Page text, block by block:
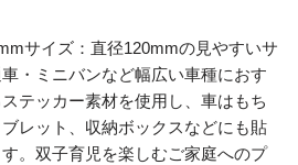
サイズ：直径120mmの見やすいサ
・ミニバンなど幅広い車種におす
テッカー素材を使用し、車はもち
レット、収納ボックスなどにも貼
。双子育児を楽しむご家庭へのプ